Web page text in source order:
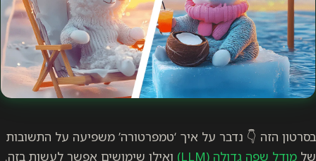
בסרטון הזה 👇 נדבר על איך ‘טמפרטורה’ משפיעה על התשובות
של מודל שפה גדולה (LLM) ואילו שימושים אפשר לעשות בזה.